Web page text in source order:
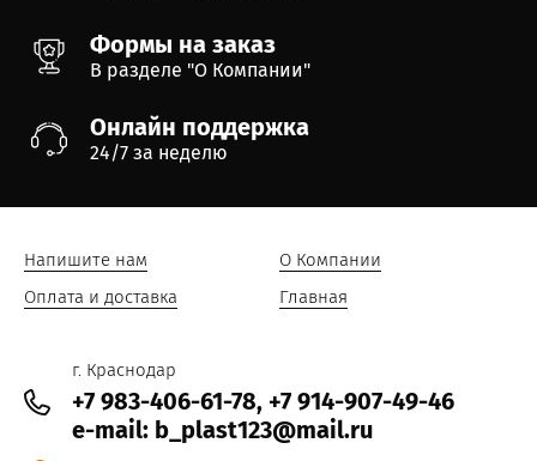
Формы на заказ
В разделе "О Компании"
Онлайн поддержка
24/7 за неделю
Напишите нам
Оплата и доставка
О Компании
Главная
г. Краснодар
+7 983-406-61-78, +7 914-907-49-46
e-mail: b_plast123@mail.ru